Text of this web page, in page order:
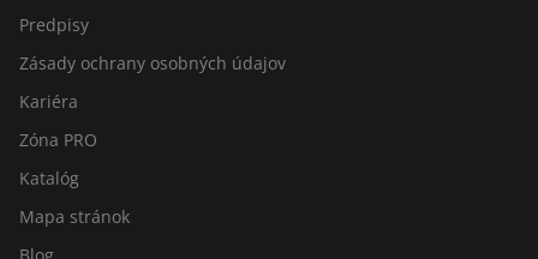
Predpisy
Zásady ochrany osobných údajov
Kariéra
Zóna PRO
Katalóg
Mapa stránok